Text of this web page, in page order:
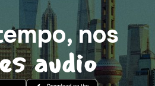
nos
audio